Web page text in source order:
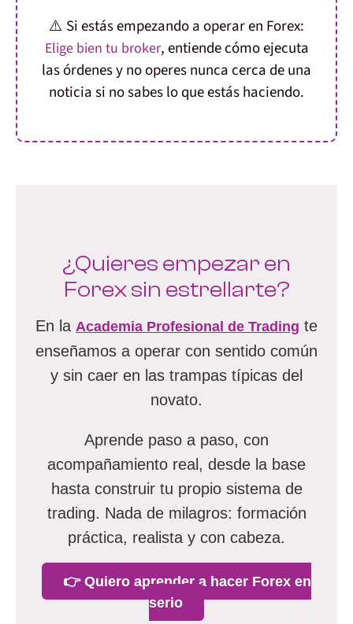
⚠️ Si estás empezando a operar en Forex:
Elige bien tu broker, entiende cómo ejecuta
las órdenes yno operes nunca cerca de una
noticia si no sabes lo que estás haciendo.
¿Quieres empezar en
Forex sin estrellarte?
En la Academia Profesional de Trading te
enseñamos a operar con sentido común
y sin caer en las trampas típicas del
novato.
Aprende paso a paso, con
acompañamiento real, desde la base
hasta construir tu propio sistema de
trading. Nada de milagros: formación
práctica, realista y con cabeza.
👉 Quiero aprender a hacer Forex en
serio